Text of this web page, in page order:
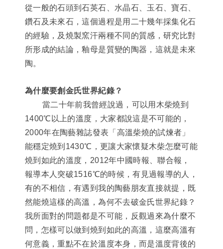
從一般的石頭到石英石、水晶石、玉石、寶石、
鑽石及未來石，這個過程是用二十幾年採集化石
的經驗，及燒製窯汗兩種不同的質感，研究比對
所形成的結論，釉母是質變的陶器，這就是未來
陶。
為什麼要創金氏世界紀錄？
當二十年前我曾經說過，可以用木柴燒到
1400℃以上的溫度，大家都說這是不可能的，
2000年在陶藝雜誌發表「高溫柴燒的試煉者」
能穩定燒到1430℃，更讓大家懷疑木柴怎麼可能
燒到如此的溫度，2012年中國時報、聯合報，
報導本人突破1516℃的時候，有見過報導的人，
有的不相信，有遇到我的陶藝朋友直接就提，既
然能燒這樣的高溫，為何不去破金氏世界紀錄？
我所面對的問題都是不可能，反觀過來為什麼不
問，怎樣可以做到燒到如此的高溫，這麼高溫有
何意義，重點不在於溫度本身，而是溫度背後的